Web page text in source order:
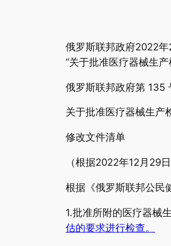
俄罗斯联邦政府2022年
“关于批准医疗器械生
俄罗斯联邦政府第 135
关于批准医疗器械生产
修改文件清单
（根据2022年12月29
根据《俄罗斯联邦公民
1.批准所附的医疗器械
估的要求进行检查。